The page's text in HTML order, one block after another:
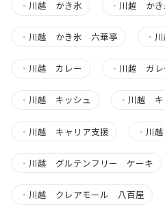
・ 川越 かき氷 ・ 川越 か
・ 川越 かき氷 六華亭 ・
・ 川越 カレー ・ 川越 ガレ
・ 川越 キッシュ ・ 川越 キ
・ 川越 キャリア支援 ・ 川
・ 川越 グルテンフリー ケーキ
・ 川越 クレアモール 八百屋